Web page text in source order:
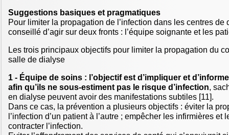
Suggestions basiques et pragmatiques
Pour limiter la propagation de l’infection dans les centres de
conseillé d’agir sur deux fronts : l’équipe soignante et les
Les trois principaux objectifs pour limiter la propagation du
salle de dialyse
1 - Équipe de soins : l’objectif est d’impliquer et
afin qu’ils ne sous-estiment pas le risque d’infection,
en dialyse peuvent avoir des manifestations subtiles [11].
Dans ce cas, la prévention a plusieurs objectifs : éviter la
l’infection d’un patient à l’autre ; empêcher les infirmières et
contracter l’infection.